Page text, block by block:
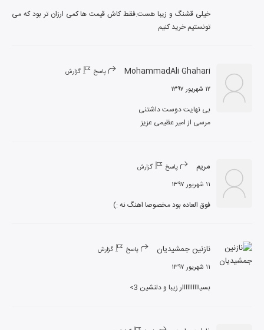
تونستیم خرید کنیم
MohammadAli Ghahari پاسخ گزارش
۱۲ شهریور ۱۳۹۷
مرسی از امیر عظیمی عزیز
مریم پاسخ گزارش
۱۱ شهریور ۱۳۹۷
فوق العاده بود مخصوصا اهنگ نه :)
نازنین جمشیدیان پاسخ گزارش
۱۱ شهریور ۱۳۹۷
بسیاااااااااار زیبا و دلنشین 3>